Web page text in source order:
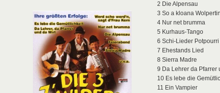
2 Die Alpensau
3 So a kloana
4 Nur net brumma
5 Kurhaus-Tango
6 Schi-Lieder Potpourri
7 Ehestands Lied
8 Sierra Madre
9 Da Lehrer da Pfarrer
10 Es lebe die
11 Ein Vampier